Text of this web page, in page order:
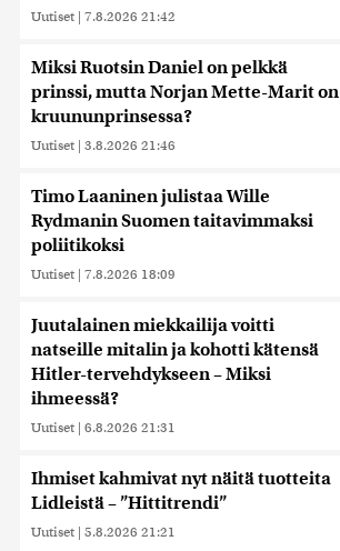
Uutiset | 7.8.2026 21:42
Miksi Ruotsin Daniel on pelkkä
prinssi, mutta Norjan Mette-Marit on
kruununprinsessa?
Uutiset | 3.8.2026 21:46
Timo Laaninen julistaa Wille
Rydmanin Suomen taitavimmaksi
poliitikoksi
Uutiset | 7.8.2026 18:09
Juutalainen miekkailija voitti
natseille mitalin ja kohotti kätensä
Hitler-tervehdykseen – Miksi
ihmeessä?
Uutiset | 6.8.2026 21:31
Ihmiset kahmivat nyt näitä tuotteita
Lidleistä – ”Hittitrendi”
Uutiset | 5.8.2026 21:21